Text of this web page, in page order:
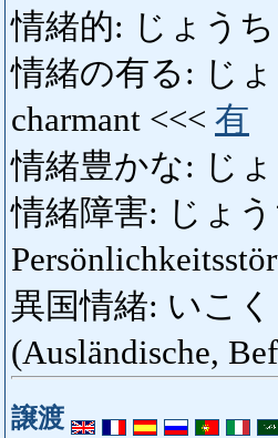
情緒的: じょう
情緒の有る: じょ
charmant <<< 有
情緒豊かな: じ
情緒障害: じょ
異国情緒: いこ
(Ausländische,
譲渡